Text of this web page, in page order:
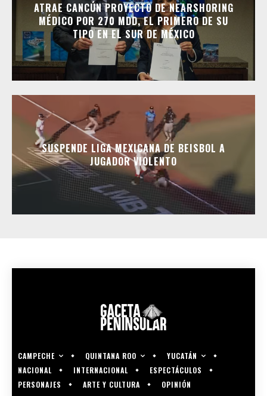
ATRAE CANCÚN PROYECTO DE NEARSHORING
MÉDICO POR 270 MDD, EL PRIMERO DE SU
TIPO EN EL SUR DE MÉXICO
SUSPENDE LIGA MEXICANA DE BEISBOL A
JUGADOR VIOLENTO
CAMPECHE QUINTANA ROO
YUCATÁN
NACIONAL
INTERNACIONAL
ESPECTÁCULOS
PERSONAJES
ARTE Y CULTURA OPINIÓN